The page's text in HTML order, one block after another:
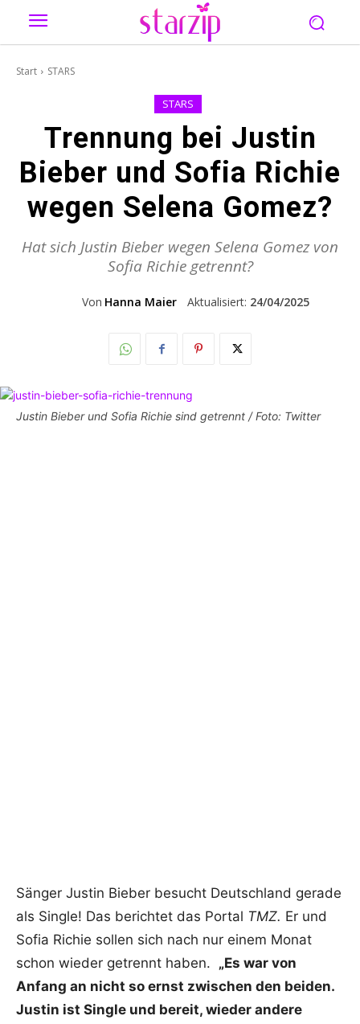
Start STARS
STARS
Trennung bei Justin
Bieber und Sofia Richie
wegen Selena Gomez?
Hat sich Justin Bieber wegen Selena Gomez von
Sofia Richie getrennt?
Von Hanna Maier Aktualisiert: 24/04/2025
Justin Bieber und Sofia Richie sind getrennt / Foto: Twitter
Sänger Justin Bieber besucht Deutschland gerade
als Single! Das berichtet das Portal TMZ. Er und
Sofia Richie sollen sich nach nur einem Monat
schon wieder getrennt haben. „Es war von
Anfang an nicht so ernst zwischen den beiden.
Justin ist Single und bereit, wieder andere